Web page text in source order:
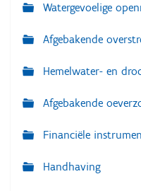
Watergevoelige
Afgebakende
Hemelwater- en
Afgebakende
Financiële
Handhaving